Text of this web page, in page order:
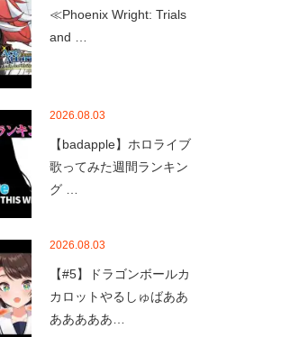
≪Phoenix Wright: Trials
and …
2026.08.03
【badapple】ホロライブ
歌ってみた週間ランキン
グ …
2026.08.03
【#5】ドラゴンボールカ
カロットやるしゅばああ
あああああ…